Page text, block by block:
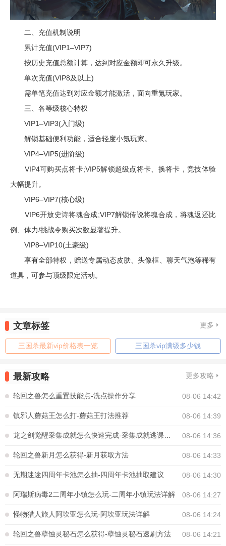
二、充值机制说明
累计充值(VIP1–VIP7)
按历史充值总额计算，达到对应金额即可永久升级。
单次充值(VIP8及以上)
需单笔充值达到对应金额才能激活，面向重氪玩家。
三、各等级核心特权
VIP1–VIP3(入门级)
解锁基础便利功能，适合轻度小氪玩家。
VIP4–VIP5(进阶级)
VIP4可购买点将卡;VIP5解锁超级点将卡、换将卡，竞技体验
大幅提升。
VIP6–VIP7(核心级)
VIP6开放史诗将魂合成;VIP7解锁传说将魂合成，将魂返还比
例、体力/挑战令购买次数显著提升。
VIP8–VIP10(土豪级)
享有全部特权，赠送专属动态皮肤、头像框、聊天气泡等稀有
道具，可参与顶级限定活动。
文章标签 更多
三国杀最新vip价格表一览 三国杀vip满级多少钱
最新攻略 更多攻略
轮回之兽怎么重置技能点-洗点操作分享 08-06 14:42
镇邪人蘑菇王怎么打-蘑菇王打法推荐 08-06 14:39
08-06 14:36
轮回之兽新月怎么获得-新月获取方法 08-06 14:33
无期迷途四周年卡池怎么抽-四周年卡池抽取建议 08-06 14:30
阿瑞斯病毒2二周年小镇怎么玩-二周年小镇玩法详解 08-06 14:27
怪物猎人旅人阿坎亚怎么玩-阿坎亚玩法详解 08-06 14:24
轮回之兽孽蚀灵秘石怎么获得-孽蚀灵秘石速刷方法 08-06 14:21